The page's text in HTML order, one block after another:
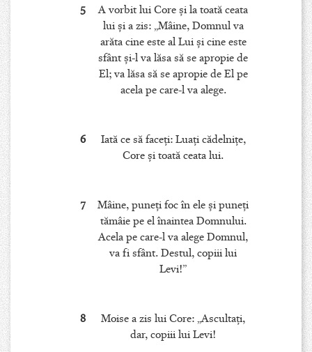
5
A vorbit lui Core şi la toată ceata
lui şi a zis: „Mâine, Domnul va
arăta cine este al Lui şi cine este
sfânt şi-l va lăsa să se apropie de
El; va lăsa să se apropie de El pe
acela pe care-l va alege.
6
Iată ce să faceţi: Luaţi cădelniţe,
Core şi toată ceata lui.
7
Mâine, puneţi foc în ele şi puneţi
tămâie pe el înaintea Domnului.
Acela pe care-l va alege Domnul,
va fi sfânt. Destul, copiii lui
Levi!”
8
Moise a zis lui Core: „Ascultaţi,
dar, copiii lui Levi!